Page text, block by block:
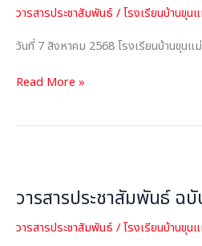
วารสารประชาสัมพันธ์ /โรงเรียนบ้านขุน
วันที่ 7 สิงหาคม 2568 โรงเรียนบ้านขุนแ
26/2568
Read More »
วารสารประชาสัมพันธ์
วารสารประชาสัมพันธ์ /โรงเรียนบ้านขุน
ฉบับ
25/2568